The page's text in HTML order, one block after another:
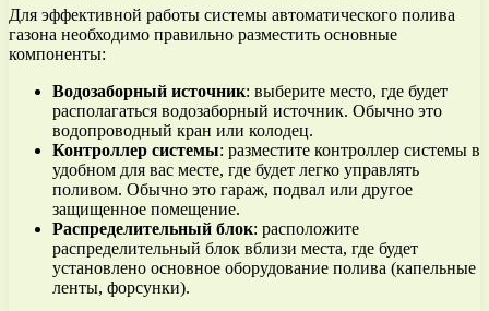
Для эффективной работы системы автоматического полива
газона необходимо правильно разместить основные
компоненты:
Водозаборный источник: выберите место, где будет
располагаться водозаборный источник. Обычно это
водопроводный кран или колодец.
Контроллер системы: разместите контроллер системы в
удобном для вас месте, где будет легко управлять
поливом. Обычно это гараж, подвал или другое
защищенное помещение.
Распределительный блок: расположите
распределительный блок вблизи места, где будет
установлено основное оборудование полива (капельные
ленты, форсунки).